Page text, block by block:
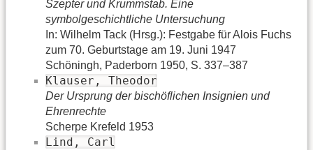
Szepter und Krummstab. Eine
symbolgeschichtliche Untersuchung
In: Wilhelm Tack (Hrsg.): Festgabe für Alois Fuchs
zum 70. Geburtstage am 19. Juni 1947
Schöningh, Paderborn 1950, S. 337–387
Klauser, Theodor
Der Ursprung der bischöflichen Insignien und
Ehrenrechte
Scherpe Krefeld 1953
Lind, Carl